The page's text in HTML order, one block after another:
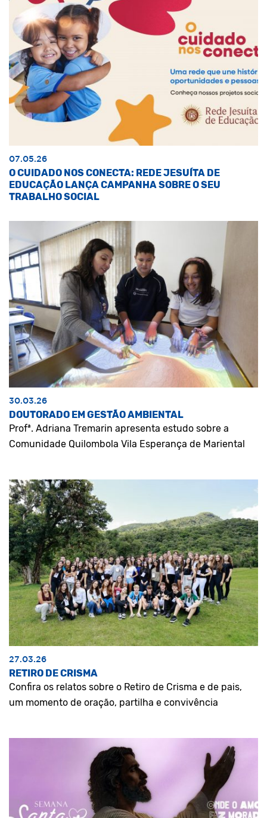
07.05.26
O CUIDADO NOS CONECTA: REDE JESUÍTA DE
EDUCAÇÃO LANÇA CAMPANHA SOBRE O SEU
TRABALHO SOCIAL
30.03.26
DOUTORADO EM GESTÃO AMBIENTAL
Profª. Adriana Tremarin apresenta estudo sobre a
Comunidade Quilombola Vila Esperança de Mariental
27.03.26
RETIRO DE CRISMA
Confira os relatos sobre o Retiro de Crisma e de pais,
um momento de oração, partilha e convivência